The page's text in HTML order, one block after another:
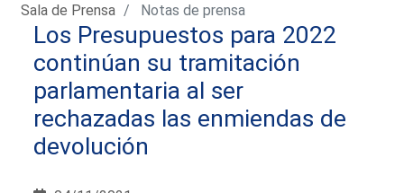
Sala de Prensa Notas de prensa
Los Presupuestos para 2022
continúan su tramitación
parlamentaria al ser
rechazadas las enmiendas de
devolución